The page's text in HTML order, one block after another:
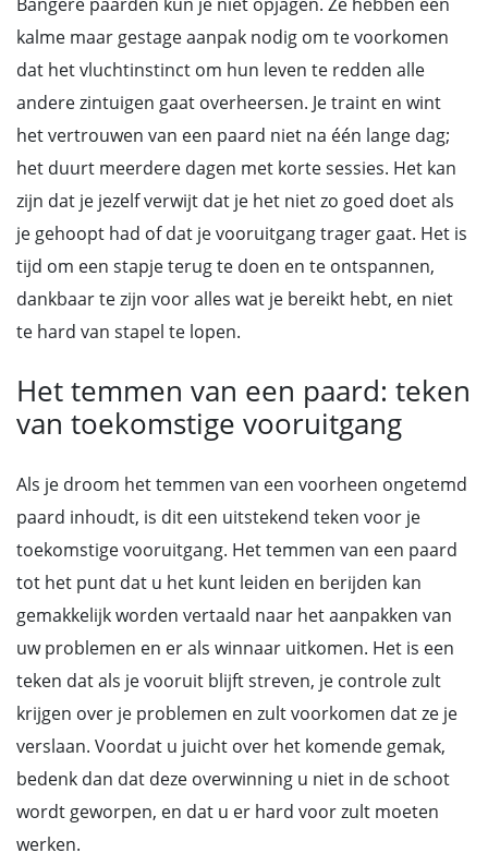
kalme maar gestage aanpak nodig om te voorkomen
dat het vluchtinstinct om hun leven te redden alle
andere zintuigen gaat overheersen. Je traint en wint
het vertrouwen van een paard niet na één lange dag;
het duurt meerdere dagen met korte sessies. Het kan
zijn dat je jezelf verwijt dat je het niet zo goed doet als
je gehoopt had of dat je vooruitgang trager gaat. Het is
tijd om een stapje terug te doen en te ontspannen,
dankbaar te zijn voor alles wat je bereikt hebt, en niet
te hard van stapel te lopen.
Het temmen van een paard: teken
van toekomstige vooruitgang
Als je droom het temmen van een voorheen ongetemd
paard inhoudt, is dit een uitstekend teken voor je
toekomstige vooruitgang. Het temmen van een paard
tot het punt dat u het kunt leiden en berijden kan
gemakkelijk worden vertaald naar het aanpakken van
uw problemen en er als winnaar uitkomen. Het is een
teken dat als je vooruit blijft streven, je controle zult
krijgen over je problemen en zult voorkomen dat ze je
verslaan. Voordat u juicht over het komende gemak,
bedenk dan dat deze overwinning u niet in de schoot
wordt geworpen, en dat u er hard voor zult moeten
werken.